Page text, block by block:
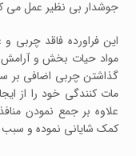
جوشدار بی نظیر عمل می
این فراورده فاقد چربی
مواد حیات بخش و آرامش
گذاشتن چربی اضافی بر
مات کنندگی خود را از
علاوه بر جمع نمودن
کمک شایانی نموده و سبب